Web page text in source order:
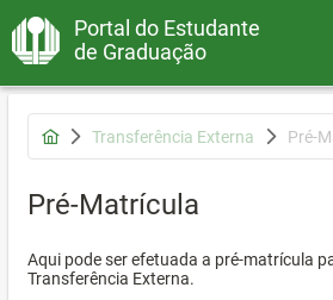
Portal do Estudante
de Graduação
Transferência Externa Pré-
Pré-Matrícula
Aqui pode ser efetuada a pré-matrícula
Transferência Externa.